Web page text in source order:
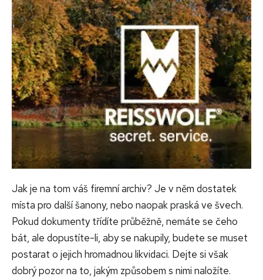
Jak je na tom váš firemní archiv? Je v něm dostatek
místa pro další šanony, nebo naopak praská ve švech.
Pokud dokumenty třídíte průběžně, nemáte se čeho
bát, ale dopustíte-li, aby se nakupily, budete se muset
postarat o jejich hromadnou likvidaci. Dejte si však
dobrý pozor na to, jakým způsobem s nimi naložíte.